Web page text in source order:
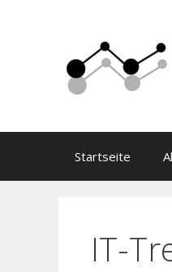
Startseite
IT-